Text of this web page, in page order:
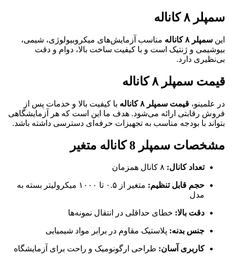
سمپلر ۸ کاناله
این سمپلر ۸ کاناله
مناسب آزمایش‌های میکروبیولوژی، شیمی،
بیوشیمی و ژنتیک است و با کیفیت ساخت بالا، دوام و دقت
بی‌نظیری دارد.
قیمت سمپلر ۸ کاناله
در علمینو، قیمت سمپلر ۸ کاناله
با کیفیت بالا و خدمات پس از
فروش رقابتی ارائه می‌شود. هدف ما این است که هر آزمایشگاهی
بتواند با بودجه مناسب به تجهیزات حرفه‌ای دسترسی داشته باشد.
مشخصات سمپلر 8 کاناله متغیر
تعداد کانال:
حجم قابل تنظیم:
متغیر از ۰.۵ تا ۱۰۰۰ میکرولیتر بسته به
مدل
دقت بالا: خطای حداقلی در انتقال نمونه‌ها
جنس بدنه: پلاستیک مقاوم در برابر مواد شیمیایی
کاربری آسان: طراحی ارگونومیک و راحت برای آزمایشگاه